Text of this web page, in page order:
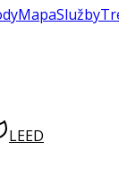
MapaSlužby
LEED